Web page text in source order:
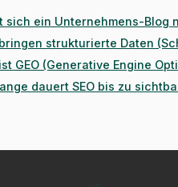
sich ein Unternehmens-Blog
strukturierte Daten
GEO (Generative Engine
dauert SEO bis zu